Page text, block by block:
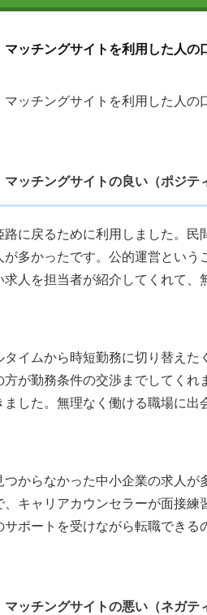
ッチングサイトを利用した人の
ッチングサイトを利用した人の
マッチングサイトの良い（ポジテ
路に戻るために利用しました。
が多かったです。公的運営とい
求人を担当者が紹介してくれて
タイムから時短勤務に切り替え
方が勤務条件の交渉までしてく
ました。無理なく働ける職場に
つからなかった中小企業の求人
、キャリアカウンセラーが面接
ポートを受けながら転職できる
マッチングサイトの悪い（ネガテ